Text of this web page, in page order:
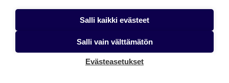
Jaa:
Salli kaikki evästeet
Salli vain välttämätön
Evästeasetukset